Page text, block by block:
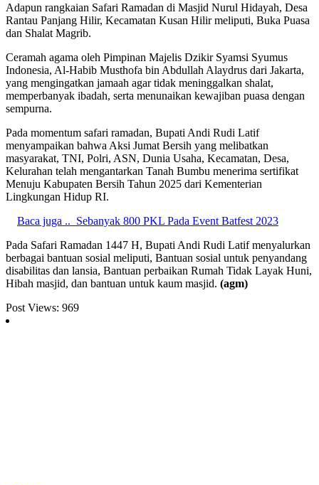
Adapun rangkaian Safari Ramadan di Masjid Nurul Hidayah, Desa
Rantau Panjang Hilir, Kecamatan Kusan Hilir meliputi, Buka Puasa
dan Shalat Magrib.
Ceramah agama oleh Pimpinan Majelis Dzikir Syamsi Syumus
Indonesia, Al-Habib Musthofa bin Abdullah Alaydrus dari Jakarta,
yang mengingatkan jamaah agar tidak meninggalkan shalat,
memperbanyak ibadah, serta menunaikan kewajiban puasa dengan
sempurna.
Pada momentum safari ramadan, Bupati Andi Rudi Latif
menyampaikan bahwa Aksi Jumat Bersih yang melibatkan
masyarakat, TNI, Polri, ASN, Dunia Usaha, Kecamatan, Desa,
Kelurahan telah mengantarkan Tanah Bumbu menerima sertifikat
Menuju Kabupaten Bersih Tahun 2025 dari Kementerian
Lingkungan Hidup RI.
Baca juga .. Sebanyak 800 PKL Pada Event Batfest 2023
Pada Safari Ramadan 1447 H, Bupati Andi Rudi Latif menyalurkan
berbagai bantuan sosial meliputi, Bantuan sosial untuk penyandang
disabilitas dan lansia, Bantuan perbaikan Rumah Tidak Layak Huni,
Hibah masjid, dan bantuan untuk kaum masjid. (agm)
Post Views: 969